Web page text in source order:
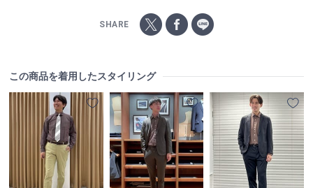
SHARE
この商品を着用したスタイリング